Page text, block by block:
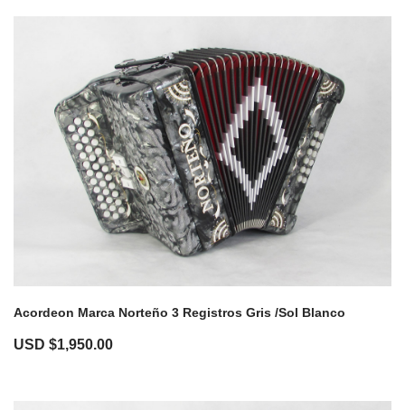
Acordeon Marca Norteño 3 Registros Gris /Sol Blanco
USD $1,950.00